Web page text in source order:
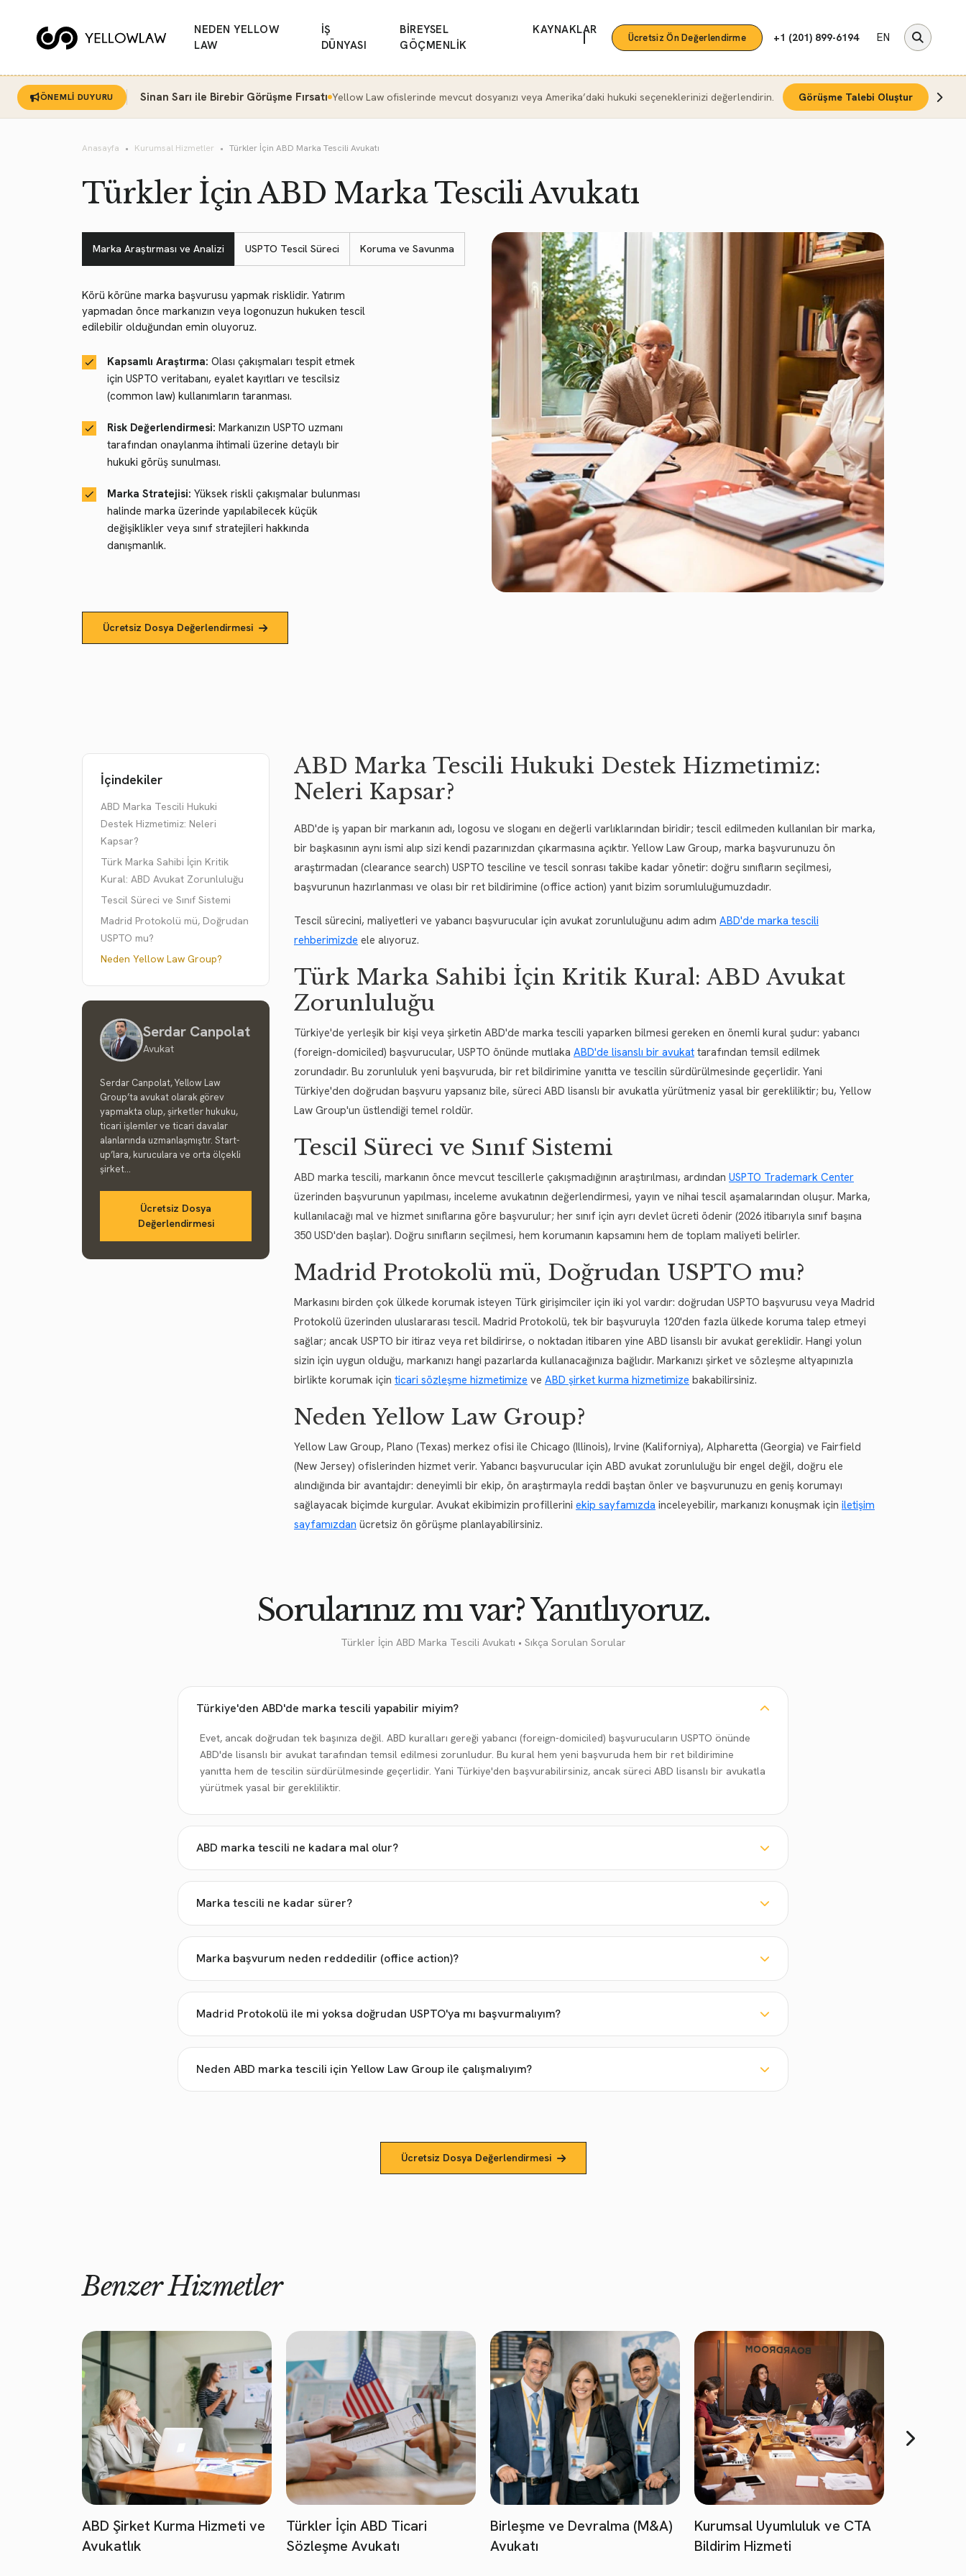
NEDEN YELLOW
LAW
İŞ
DÜNYASI
BİREYSEL
GÖÇMENLİK
KAYNAKLAR
| Ücretsiz Ön Değerlendirme +1 (201) 899-6194 EN
ÖNEMLİ DUYURU Sinan Sarı ile Birebir Görüşme Fırsatı Yellow Law ofislerinde mevcut dosyanızı veya Amerika’daki hukuki seçeneklerinizi değerlendirin. Görüşme Talebi Oluştur
Anasayfa Kurumsal Hizmetler Türkler İçin ABD Marka Tescili Avukatı
Türkler İçin ABD Marka Tescili Avukatı
Marka Araştırması ve Analizi USPTO Tescil Süreci Koruma ve Savunma
Körü körüne marka başvurusu yapmak risklidir. Yatırım
yapmadan önce markanızın veya logonuzun hukuken tescil
edilebilir olduğundan emin oluyoruz.
Kapsamlı Araştırma: Olası çakışmaları tespit etmek
için USPTO veritabanı, eyalet kayıtları ve tescilsiz
(common law) kullanımların taranması.
Risk Değerlendirmesi: Markanızın USPTO uzmanı
tarafından onaylanma ihtimali üzerine detaylı bir
hukuki görüş sunulması.
Marka Stratejisi: Yüksek riskli çakışmalar bulunması
halinde marka üzerinde yapılabilecek küçük
değişiklikler veya sınıf stratejileri hakkında
danışmanlık.
Ücretsiz Dosya Değerlendirmesi
İçindekiler
ABD Marka Tescili Hukuki
Destek Hizmetimiz: Neleri
Kapsar?
Türk Marka Sahibi İçin Kritik
Kural: ABD Avukat Zorunluluğu
Tescil Süreci ve Sınıf Sistemi
Madrid Protokolü mü, Doğrudan
USPTO mu?
Neden Yellow Law Group?
Serdar Canpolat
Avukat
Serdar Canpolat, Yellow Law
Group’ta avukat olarak görev
yapmakta olup, şirketler hukuku,
ticari işlemler ve ticari davalar
alanlarında uzmanlaşmıştır. Start-
up’lara, kuruculara ve orta ölçekli
şirket...
Ücretsiz Dosya
Değerlendirmesi
ABD Marka Tescili Hukuki Destek Hizmetimiz:
Neleri Kapsar?
ABD'de iş yapan bir markanın adı, logosu ve sloganı en değerli varlıklarından biridir; tescil edilmeden kullanılan bir marka,
bir başkasının aynı ismi alıp sizi kendi pazarınızdan çıkarmasına açıktır. Yellow Law Group, marka başvurunuzu ön
araştırmadan (clearance search) USPTO tesciline ve tescil sonrası takibe kadar yönetir: doğru sınıfların seçilmesi,
başvurunun hazırlanması ve olası bir ret bildirimine (office action) yanıt bizim sorumluluğumuzdadır.
Tescil sürecini, maliyetleri ve yabancı başvurucular için avukat zorunluluğunu adım adım ABD'de marka tescili
rehberimizde ele alıyoruz.
Türk Marka Sahibi İçin Kritik Kural: ABD Avukat
Zorunluluğu
Türkiye'de yerleşik bir kişi veya şirketin ABD'de marka tescili yaparken bilmesi gereken en önemli kural şudur: yabancı
(foreign-domiciled) başvurucular, USPTO önünde mutlaka ABD'de lisanslı bir avukat tarafından temsil edilmek
zorundadır. Bu zorunluluk yeni başvuruda, bir ret bildirimine yanıtta ve tescilin sürdürülmesinde geçerlidir. Yani
Türkiye'den doğrudan başvuru yapsanız bile, süreci ABD lisanslı bir avukatla yürütmeniz yasal bir gerekliliktir; bu, Yellow
Law Group'un üstlendiği temel roldür.
Tescil Süreci ve Sınıf Sistemi
ABD marka tescili, markanın önce mevcut tescillerle çakışmadığının araştırılması, ardından USPTO Trademark Center
üzerinden başvurunun yapılması, inceleme avukatının değerlendirmesi, yayın ve nihai tescil aşamalarından oluşur. Marka,
kullanılacağı mal ve hizmet sınıflarına göre başvurulur; her sınıf için ayrı devlet ücreti ödenir (2026 itibarıyla sınıf başına
350 USD'den başlar). Doğru sınıfların seçilmesi, hem korumanın kapsamını hem de toplam maliyeti belirler.
Madrid Protokolü mü, Doğrudan USPTO mu?
Markasını birden çok ülkede korumak isteyen Türk girişimciler için iki yol vardır: doğrudan USPTO başvurusu veya Madrid
Protokolü üzerinden uluslararası tescil. Madrid Protokolü, tek bir başvuruyla 120'den fazla ülkede koruma talep etmeyi
sağlar; ancak USPTO bir itiraz veya ret bildirirse, o noktadan itibaren yine ABD lisanslı bir avukat gereklidir. Hangi yolun
sizin için uygun olduğu, markanızı hangi pazarlarda kullanacağınıza bağlıdır. Markanızı şirket ve sözleşme altyapınızla
birlikte korumak için ticari sözleşme hizmetimize ve ABD şirket kurma hizmetimize bakabilirsiniz.
Neden Yellow Law Group?
Yellow Law Group, Plano (Texas) merkez ofisi ile Chicago (Illinois), Irvine (Kaliforniya), Alpharetta (Georgia) ve Fairfield
(New Jersey) ofislerinden hizmet verir. Yabancı başvurucular için ABD avukat zorunluluğu bir engel değil, doğru ele
alındığında bir avantajdır: deneyimli bir ekip, ön araştırmayla reddi baştan önler ve başvurunuzu en geniş korumayı
sağlayacak biçimde kurgular. Avukat ekibimizin profillerini ekip sayfamızda inceleyebilir, markanızı konuşmak için iletişim
sayfamızdan ücretsiz ön görüşme planlayabilirsiniz.
Sorularınız mı var? Yanıtlıyoruz.
Türkler İçin ABD Marka Tescili Avukatı • Sıkça Sorulan Sorular
Türkiye'den ABD'de marka tescili yapabilir miyim?
Evet, ancak doğrudan tek başınıza değil. ABD kuralları gereği yabancı (foreign-domiciled) başvurucuların USPTO önünde
ABD'de lisanslı bir avukat tarafından temsil edilmesi zorunludur. Bu kural hem yeni başvuruda hem bir ret bildirimine
yanıtta hem de tescilin sürdürülmesinde geçerlidir. Yani Türkiye'den başvurabilirsiniz, ancak süreci ABD lisanslı bir avukatla
yürütmek yasal bir gerekliliktir.
ABD marka tescili ne kadara mal olur?
Marka tescili ne kadar sürer?
Marka başvurum neden reddedilir (office action)?
Madrid Protokolü ile mi yoksa doğrudan USPTO'ya mı başvurmalıyım?
Neden ABD marka tescili için Yellow Law Group ile çalışmalıyım?
Ücretsiz Dosya Değerlendirmesi
Benzer Hizmetler
ABD Şirket Kurma Hizmeti ve
Avukatlık
Türkler İçin ABD Ticari
Sözleşme Avukatı
Birleşme ve Devralma (M&A)
Avukatı
Kurumsal Uyumluluk ve CTA
Bildirim Hizmeti